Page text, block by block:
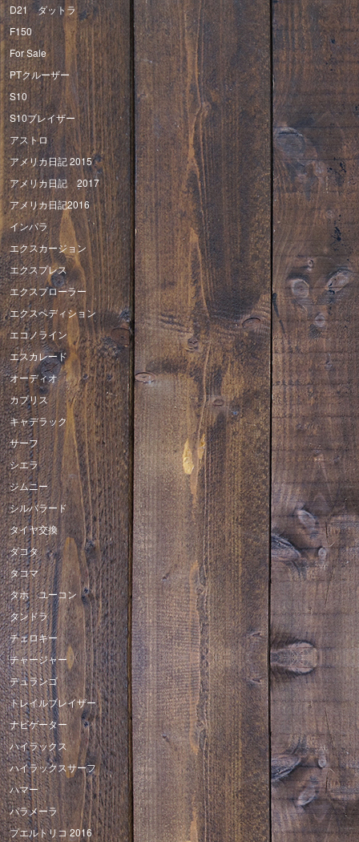
D21 ダットラ
F150
For Sale
PTクルーザー
S10
S10ブレイザー
アストロ
アメリカ日記 2015
アメリカ日記 2017
アメリカ日記2016
インパラ
エクスカージョン
エクスプレス
エクスプローラー
エクスペディション
エコノライン
エスカレード
オーディオ
カプリス
キャデラック
サーフ
シエラ
ジムニー
シルバラード
タイヤ交換
ダコタ
タコマ
タホ ユーコン
タンドラ
チェロキー
チャージャー
デュランゴ
トレイルブレイザー
ナビゲーター
ハイラックス
ハイラックスサーフ
ハマー
パラメーラ
プエルトリコ 2016